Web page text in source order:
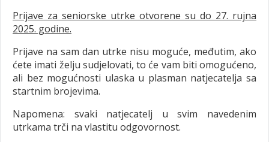
Prijave za seniorske utrke otvorene su do 27. rujna
2025. godine.
Prijave na sam dan utrke nisu moguće, međutim, ako
ćete imati želju sudjelovati, to će vam biti omogućeno,
ali bez mogućnosti ulaska u plasman natjecatelja sa
startnim brojevima.
Napomena: svaki natjecatelj u svim navedenim
utrkama trči na vlastitu odgovornost.